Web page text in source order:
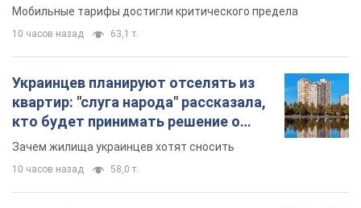
Мобильные тарифы достигли критического предела
10 часов назад 63,1 т.
Украинцев планируют отселять из
квартир: "слуга народа" рассказала,
кто будет принимать решение о
сносе домов
Зачем жилища украинцев хотят сносить
10 часов назад 58,0 т.